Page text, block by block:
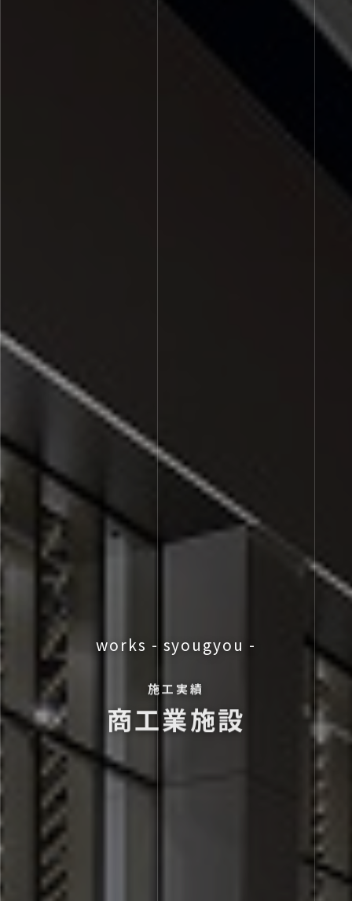
works - syougyou -
施工実績
商工業施設